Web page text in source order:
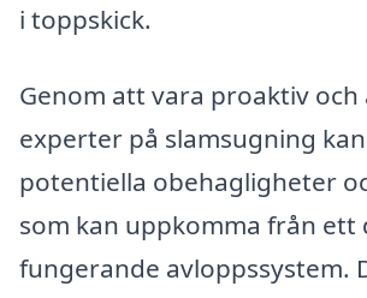
i toppskick.
Genom att vara proaktiv och
experter på slamsugning
potentiella obehagligheter
som kan uppkomma från ett
fungerande avloppssystem.